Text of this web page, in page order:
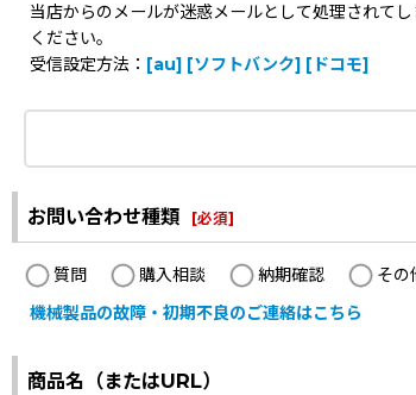
当店からのメールが迷惑メールとして処理されて
ください。
受信設定方法： [au] [ソフトバンク] [ドコモ]
お問い合わせ種類 [必須]
質問 購入相談 納期確認
その
機械製品の故障・初期不良のご連絡はこちら
商品名（またはURL）